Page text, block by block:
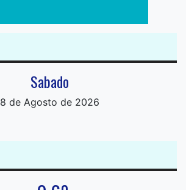
Sabado
8 de Agosto de 2026